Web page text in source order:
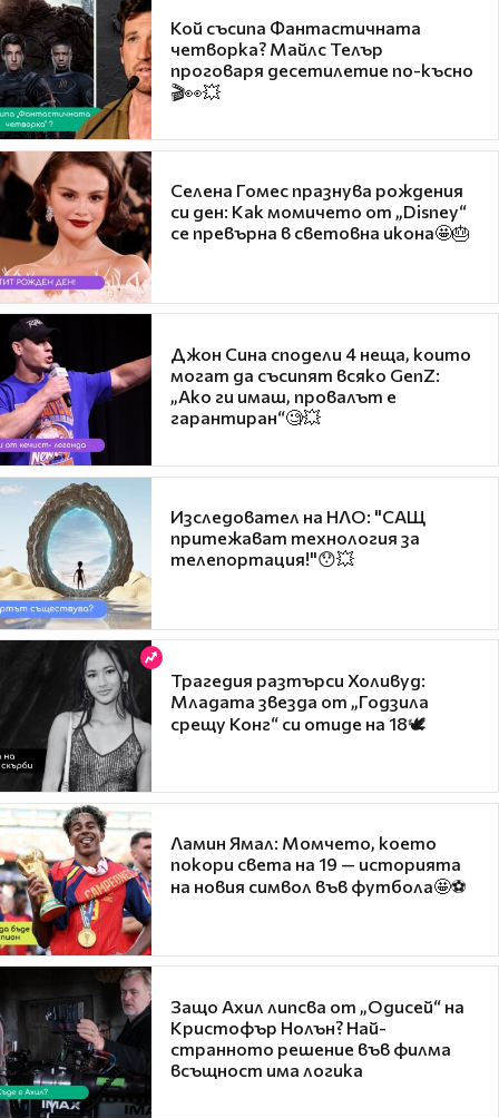
Кой съсипа Фантастичната
четворка? Майлс Телър
проговаря десетилетие по-късно
🎬👀💥
Селена Гомес празнува рождения
си ден: Как момичето от „Disney“
се превърна в световна икона🤩🎂
Джон Сина сподели 4 неща, които
могат да съсипят всяко GenZ:
„Ако ги имаш, провалът е
гарантиран“🧐💥
Изследовател на НЛО: "САЩ
притежават технология за
телепортация!"😯💥
Трагедия разтърси Холивуд:
Младата звезда от „Годзила
срещу Конг“ си отиде на 18🕊️
Ламин Ямал: Момчето, което
покори света на 19 — историята
на новия символ във футбола🤩⚽
Защо Ахил липсва от „Одисей“ на
Кристофър Нолън? Най-
странното решение във филма
всъщност има логика